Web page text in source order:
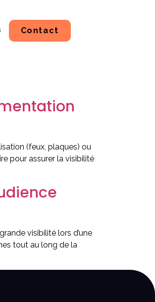
Contact
(feux, plaques) ou
pour assurer la visibilité
visibilité lors d’une
tout au long de la